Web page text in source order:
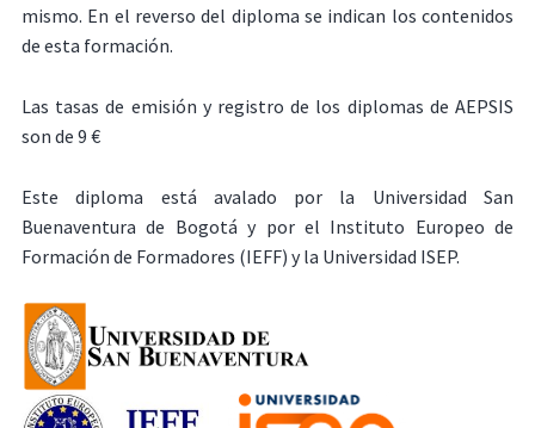
mismo. En el reverso del diploma se indican los contenidos
de esta formación.
Las tasas de emisión y registro de los diplomas de AEPSIS
son de 9 €
Este diploma está avalado por la Universidad San
Buenaventura de Bogotá y por el Instituto Europeo de
Formación de Formadores (IEFF) y la Universidad ISEP.